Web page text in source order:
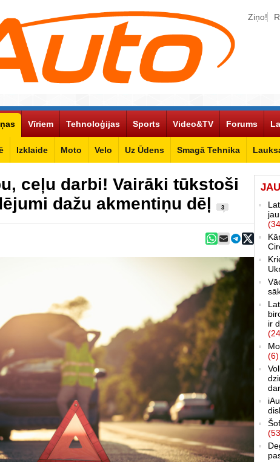
Ziņo!
Izklaide Moto Velo Uz Ūdens Smagā Tehnika
Vīriem Tehnoloģijas Sports Video&TV Forums
ceļu darbi! Vairāki tūkstoši
dažu akmentiņu dēļ
3
ir
(6)